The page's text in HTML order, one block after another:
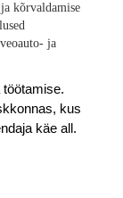
kõrvaldamise
ja
töötamise.
kus
käe all.